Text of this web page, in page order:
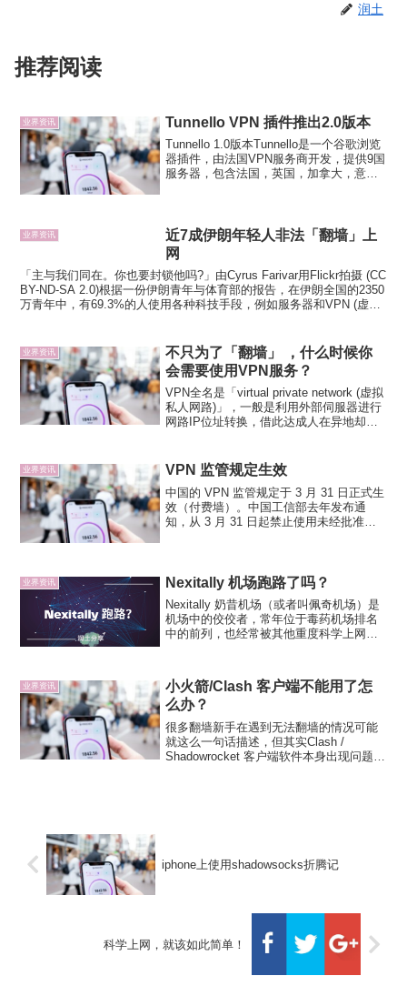
润土
推荐阅读
业界资讯 Tunnello VPN 插件推出2.0版本
Tunnello 1.0版本Tunnello是一个谷歌浏览
器插件，由法国VPN服务商开发，提供9国
服务器，包含法国，英国，加拿大，意大
业界资讯
近7成伊朗年轻人非法「翻墙」上
网
「主与我们同在。你也要封锁他吗?」由Cyrus Farivar用Flickr拍摄 (CC
BY-ND-SA 2.0)根据一份伊朗青年与体育部的报告，在伊朗全国的2350
万青年中，有69.3%的人使用各种科技手段，例如服务器和VPN (虚拟
业界资讯
不只为了「翻墙」 ，什么时候你
会需要使用VPN服务？
VPN全名是「virtual private network (虚拟
私人网路)」，一般是利用外部伺服器进行
网路IP位址转换，借此达成人在异地却能
会透过加密等方式确保个人...
业界资讯 VPN 监管规定生效
中国的 VPN 监管规定于 3 月 31 日正式生
效（付费墙）。中国工信部去年发布通
知，从 3 月 31 日起禁止使用未经批准的
业界资讯 Nexitally 机场跑路了吗？
Nexitally 奶昔机场（或者叫佩奇机场）是
机场中的佼佼者，常年位于毒药机场排名
中的前列，也经常被其他重度科学上网爱
络高达 2Gbps 带宽，以及有高防服务器防
止被...
业界资讯
小火箭/Clash 客户端不能用了怎
么办？
很多翻墙新手在遇到无法翻墙的情况可能
就这么一句话描述，但其实Clash /
Shadowrocket 客户端软件本身出现问题的
iphone上使用shadowsocks折腾记
科学上网，就该如此简单！